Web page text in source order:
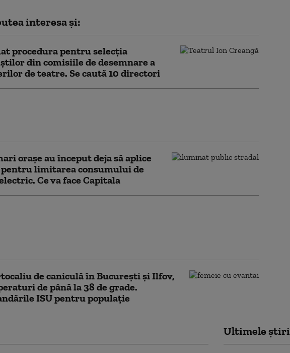
interesa și:
procedura pentru selecţia
din comisiile de desemnare a
de teatre. Se caută 10 directori
orașe au început deja să aplice
limitarea consumului de
Ce va face Capitala
de caniculă în București și Ilfov,
de până la 38 de grade.
ISU pentru populație
Ultimele știri